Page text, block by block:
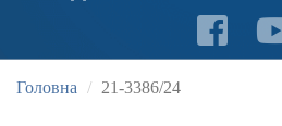
Головна 21-3386/24